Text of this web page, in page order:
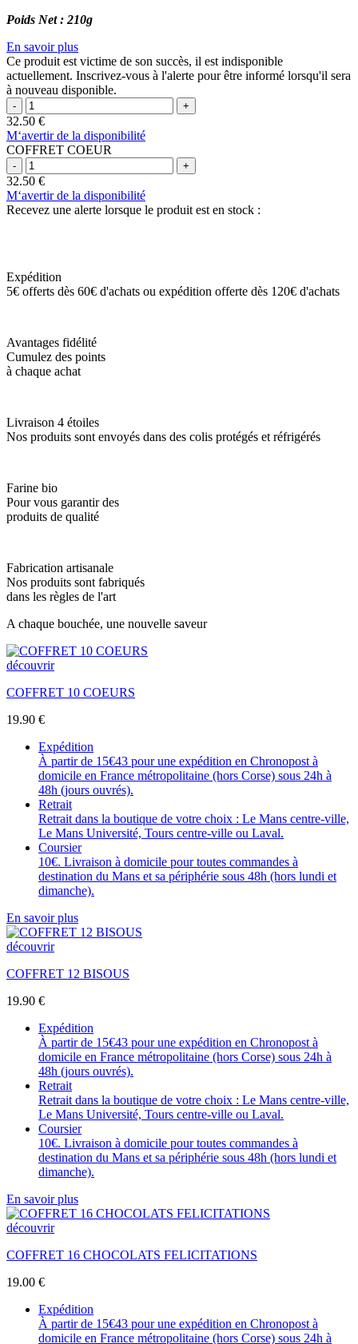
Poids Net : 210g
En savoir plus
Ce produit est victime de son succès, il est indisponible
actuellement. Inscrivez-vous à l'alerte pour être informé lorsqu'il sera
à nouveau disponible.
32.50 €
M‘avertir de la disponibilité
COFFRET COEUR
32.50 €
M‘avertir de la disponibilité
Recevez une alerte lorsque le produit est en stock :
Expédition
5€ offerts dès 60€ d'achats ou expédition offerte dès 120€ d'achats
Avantages fidélité
Cumulez des points
à chaque achat
Livraison 4 étoiles
Nos produits sont envoyés dans des colis protégés et réfrigérés
Farine bio
Pour vous garantir des
produits de qualité
Fabrication artisanale
Nos produits sont fabriqués
dans les règles de l'art
A chaque bouchée, une nouvelle saveur
découvrir
COFFRET 10 COEURS
19.90 €
Expédition
À partir de 15€43 pour une expédition en Chronopost à
domicile en France métropolitaine (hors Corse) sous 24h à
48h (jours ouvrés).
Retrait
Retrait dans la boutique de votre choix : Le Mans centre-ville,
Le Mans Université, Tours centre-ville ou Laval.
Coursier
10€. Livraison à domicile pour toutes commandes à
destination du Mans et sa périphérie sous 48h (hors lundi et
dimanche).
En savoir plus
découvrir
COFFRET 12 BISOUS
19.90 €
Expédition
À partir de 15€43 pour une expédition en Chronopost à
domicile en France métropolitaine (hors Corse) sous 24h à
48h (jours ouvrés).
Retrait
Retrait dans la boutique de votre choix : Le Mans centre-ville,
Le Mans Université, Tours centre-ville ou Laval.
Coursier
10€. Livraison à domicile pour toutes commandes à
destination du Mans et sa périphérie sous 48h (hors lundi et
dimanche).
En savoir plus
découvrir
COFFRET 16 CHOCOLATS FELICITATIONS
19.00 €
Expédition
À partir de 15€43 pour une expédition en Chronopost à
domicile en France métropolitaine (hors Corse) sous 24h à